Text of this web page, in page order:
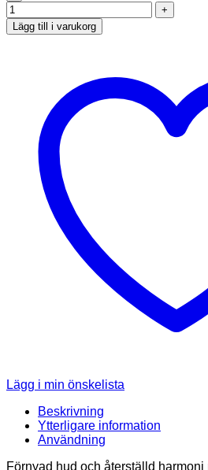
Lägg till i varukorg
Lägg i min önskelista
Beskrivning
Ytterligare information
Användning
Förnyad hud och återställd